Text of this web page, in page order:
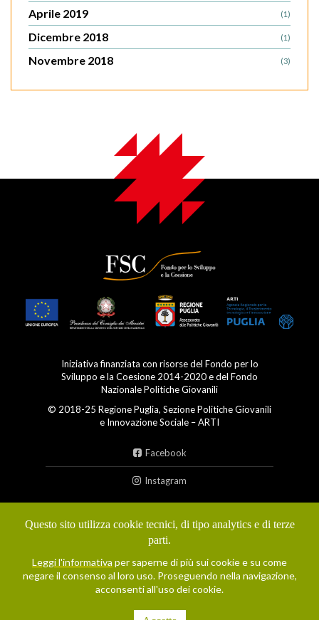
Aprile 2019 (1)
Dicembre 2018 (1)
Novembre 2018 (3)
Iniziativa finanziata con risorse del Fondo per lo
Sviluppo e la Coesione 2014-2020 e del Fondo
Nazionale Politiche Giovanili
© 2018-25 Regione Puglia, Sezione Politiche Giovanili
e Innovazione Sociale – ARTI
Facebook
Instagram
Privacy policy
Cookie policy
Questo sito utilizza cookie tecnici, di tipo analytics e di terze
parti.
Leggi l'informativa per saperne di più sui cookie e su come
negare il consenso al loro uso. Proseguendo nella navigazione,
acconsenti all'uso dei cookie.